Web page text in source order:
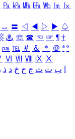
㎩ ㎪ ㎫ ㎬ ㏝ ㏐
㏓
↔ 〓 ◁ ◀ ▷ ▶ ♤
♨ ☏ ☎ ☜ ☞ ¶ †
㏘ ℡ ＃ ＆ ＊ ＠ ª º
Ⅵ Ⅶ Ⅷ Ⅸ Ⅹ
ب ت ث ج ح خ د ذ ر